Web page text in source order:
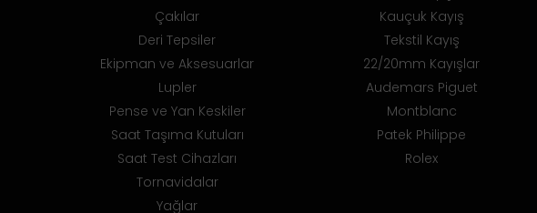
Çakılar
Deri Tepsiler
Ekipman ve Aksesuarlar
Lupler
Pense ve Yan Keskiler
Saat Taşıma Kutuları
Saat Test Cihazları
Tornavidalar
Yağlar
Kauçuk Kayış
Tekstil Kayış
22/20mm Kayışlar
Audemars Piguet
Montblanc
Patek Philippe
Rolex